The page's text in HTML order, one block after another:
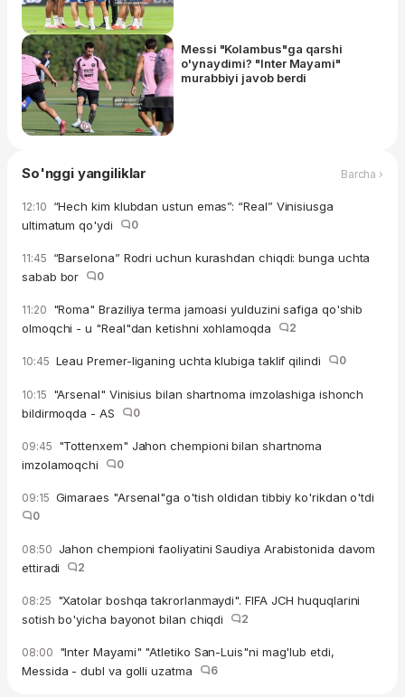
Messi "Kolambus"ga qarshi
o'ynaydimi? "Inter Mayami"
murabbiyi javob berdi
So'nggi yangiliklar Barcha ›
12:10 “Hech kim klubdan ustun emas”: “Real” Vinisiusga
ultimatum qo'ydi
0
11:45 “Barselona” Rodri uchun kurashdan chiqdi: bunga uchta
sabab bor
0
11:20 "Roma" Braziliya terma jamoasi yulduzini safiga qo'shib
olmoqchi - u "Real"dan ketishni xohlamoqda
2
10:45 Leau Premer-liganing uchta klubiga taklif qilindi 0
10:15 "Arsenal" Vinisius bilan shartnoma imzolashiga ishonch
bildirmoqda - AS
0
09:45 "Tottenxem" Jahon chempioni bilan shartnoma
imzolamoqchi
0
09:15 Gimaraes "Arsenal"ga o'tish oldidan tibbiy ko'rikdan o'tdi
0
08:50 Jahon chempioni faoliyatini Saudiya Arabistonida davom
ettiradi
2
08:25 "Xatolar boshqa takrorlanmaydi". FIFA JCH huquqlarini
sotish bo'yicha bayonot bilan chiqdi
2
08:00 "Inter Mayami" "Atletiko San-Luis"ni mag'lub etdi,
Messida - dubl va golli uzatma
6